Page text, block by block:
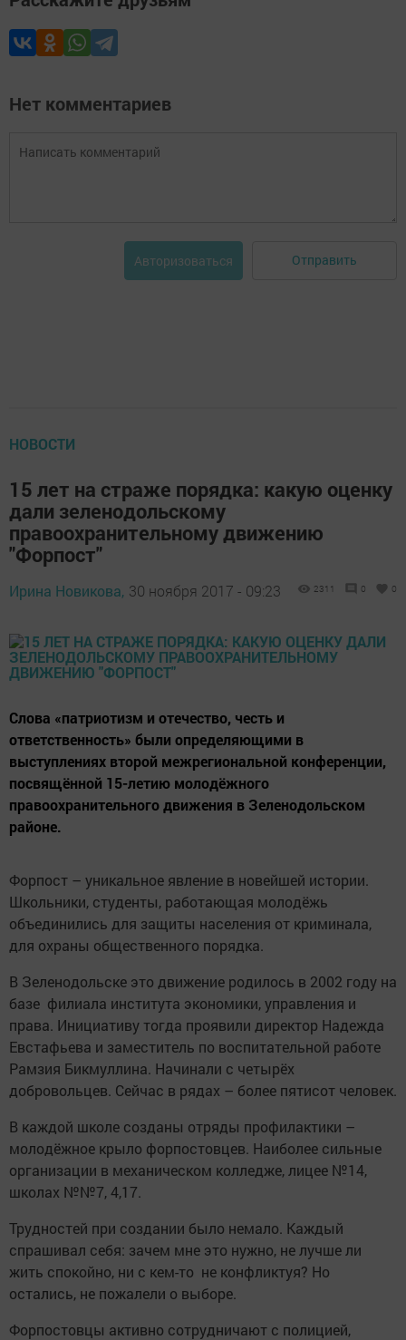
Нет комментариев
Авторизоваться Отправить
НОВОСТИ
15 лет на страже порядка: какую оценку
дали зеленодольскому
правоохранительному движению
"Форпост"
Ирина Новикова, 30 ноября 2017 - 09:23 2311 0 0
Слова «патриотизм и отечество, честь и
ответственность» были определяющими в
выступлениях второй межрегиональной конференции,
посвящённой 15-летию молодёжного
правоохранительного движения в Зеленодольском
районе.
Форпост – уникальное явление в новейшей истории.
Школьники, студенты, работающая молодёжь
объединились для защиты населения от криминала,
для охраны общественного порядка.
В Зеленодольске это движение родилось в 2002 году на
базе филиала института экономики, управления и
права. Инициативу тогда проявили директор Надежда
Евстафьева и заместитель по воспитательной работе
Рамзия Бикмуллина. Начинали с четырёх
добровольцев. Сейчас в рядах – более пятисот человек.
В каждой школе созданы отряды профилактики –
молодёжное крыло форпостовцев. Наиболее сильные
организации в механическом колледже, лицее №14,
школах №№7, 4,17.
Трудностей при создании было немало. Каждый
спрашивал себя: зачем мне это нужно, не лучше ли
жить спокойно, ни с кем-то не конфликтуя? Но
остались, не пожалели о выборе.
Форпостовцы активно сотрудничают с полицией,